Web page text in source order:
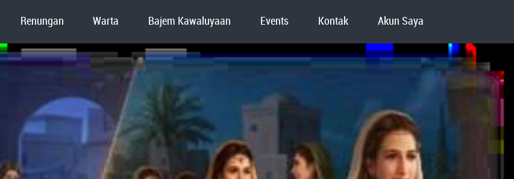
Renungan Warta Bajem Kawaluyaan Events Kontak Akun Saya